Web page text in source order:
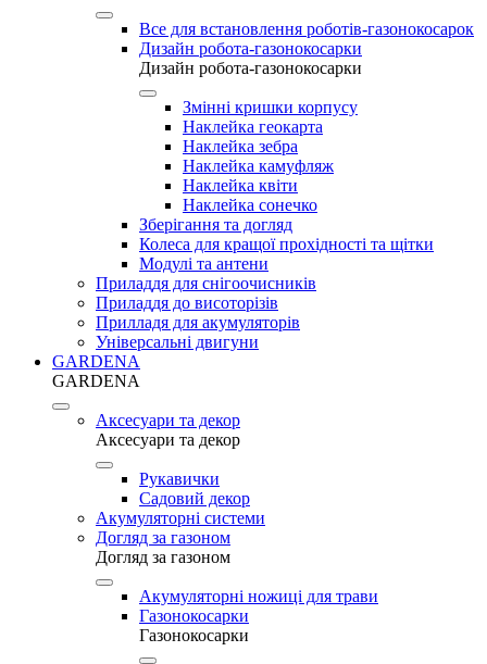
Все для встановлення роботів-газонокосарок
Дизайн робота-газонокосарки
Дизайн робота-газонокосарки
Змінні кришки корпусу
Наклейка геокарта
Наклейка зебра
Наклейка камуфляж
Наклейка квіти
Наклейка сонечко
Зберігання та догляд
Колеса для кращої прохідності та щітки
Модулі та антени
Приладдя для снігоочисників
Приладдя до висоторізів
Прилладя для акумуляторів
Універсальні двигуни
GARDENA
GARDENA
Аксесуари та декор
Аксесуари та декор
Рукавички
Садовий декор
Акумуляторні системи
Догляд за газоном
Догляд за газоном
Акумуляторні ножиці для трави
Газонокосарки
Газонокосарки